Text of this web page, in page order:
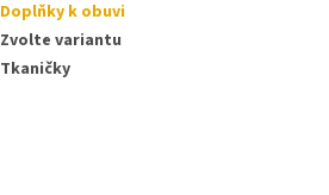
Doplňky k obuvi
Zvolte variantu
Tkaničky